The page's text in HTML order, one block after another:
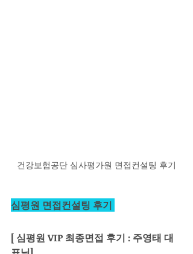
건강보험공단 심사평가원 면접컨설팅 후기
심평원 면접컨설팅 후기
[ 심평원 VIP 최종면접 후기 : 주영태 대